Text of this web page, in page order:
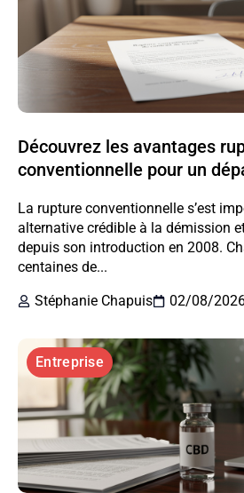
Découvrez les avantages
conventionnelle pour un
La rupture conventionnelle s’est
alternative crédible à la démission
depuis son introduction en 2008.
centaines de...
Stéphanie Chapuis
02/08/
Entreprise